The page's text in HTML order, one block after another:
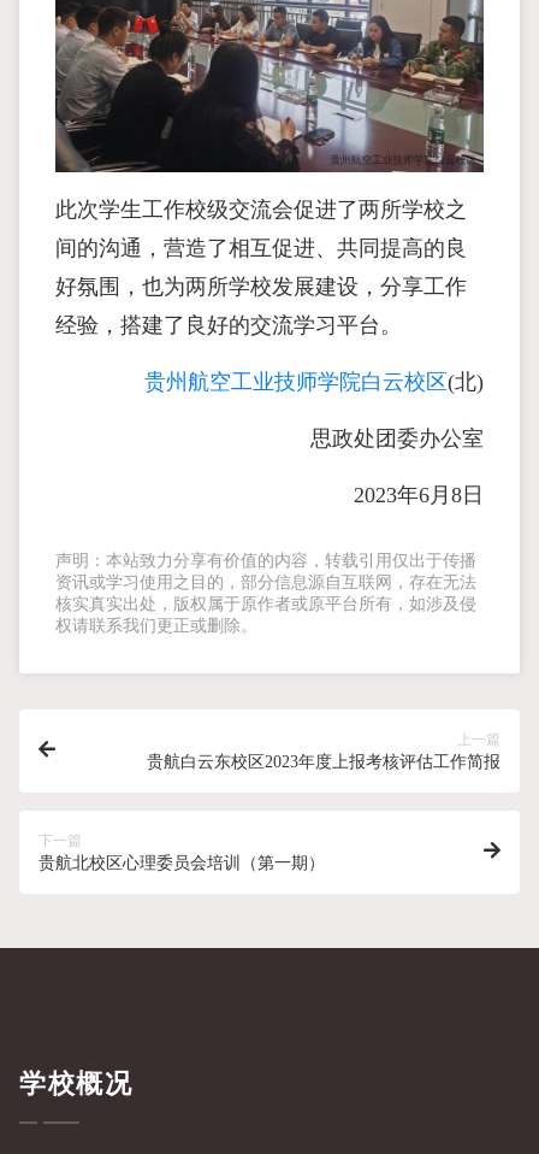
此次学生工作校级交流会促进了两所学校之
间的沟通，营造了相互促进、共同提高的良
好氛围，也为两所学校发展建设，分享工作
经验，搭建了良好的交流学习平台。
贵州航空工业技师学院白云校区(北)
思政处团委办公室
2023年6月8日
声明：本站致力分享有价值的内容，转载引用仅出于传播
资讯或学习使用之目的，部分信息源自互联网，存在无法
核实真实出处，版权属于原作者或原平台所有，如涉及侵
权请联系我们更正或删除。
上一篇
贵航白云东校区2023年度上报考核评估工作简报
下一篇
贵航北校区心理委员会培训（第一期）
学校概况